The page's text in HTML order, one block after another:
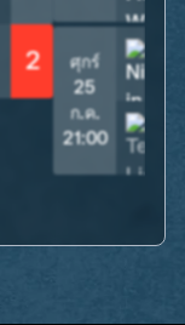
2
ศุกร์
25
ก.ค.
21:00